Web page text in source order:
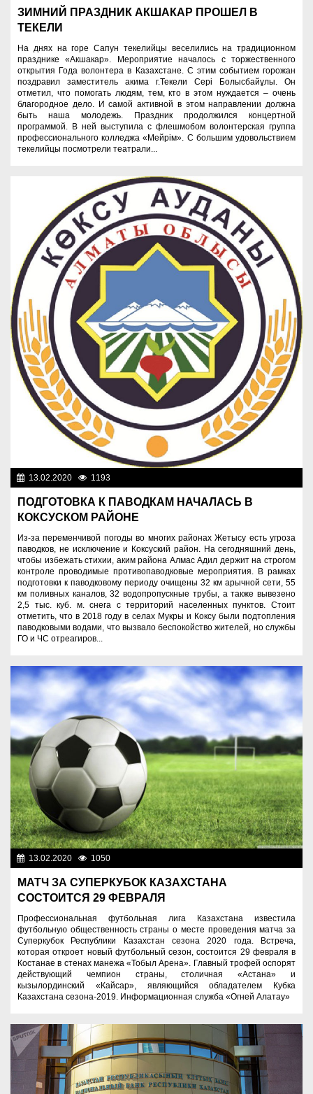
ЗИМНИЙ ПРАЗДНИК АКШАКАР ПРОШЕЛ В
ТЕКЕЛИ
На днях на горе Сапун текелийцы веселились на традиционном
празднике «Акшакар». Мероприятие началось с торжественного
открытия Года волонтера в Казахстане. С этим событием горожан
поздравил заместитель акима г.Текели Сері Болысбайұлы. Он
отметил, что помогать людям, тем, кто в этом нуждается – очень
благородное дело. И самой активной в этом направлении должна
быть наша молодежь. Праздник продолжился концертной
программой. В ней выступила с флешмобом волонтерская группа
профессионального колледжа «Мейрім». С большим удовольствием
текелийцы посмотрели театрали...
13.02.2020 1193
ПОДГОТОВКА К ПАВОДКАМ НАЧАЛАСЬ В
КОКСУСКОМ РАЙОНЕ
Из-за переменчивой погоды во многих районах Жетысу есть угроза
паводков, не исключение и Коксуский район. На сегодняшний день,
чтобы избежать стихии, аким района Алмас Адил держит на строгом
контроле проводимые противопаводковые мероприятия. В рамках
подготовки к паводковому периоду очищены 32 км арычной сети, 55
км поливных каналов, 32 водопропускные трубы, а также вывезено
2,5 тыс. куб. м. снега с территорий населенных пунктов. Стоит
отметить, что в 2018 году в селах Мукры и Коксу были подтопления
паводковыми водами, что вызвало беспокойство жителей, но службы
ГО и ЧС отреагиров...
13.02.2020 1050
МАТЧ ЗА СУПЕРКУБОК КАЗАХСТАНА
СОСТОИТСЯ 29 ФЕВРАЛЯ
Профессиональная футбольная лига Казахстана известила
футбольную общественность страны о месте проведения матча за
Суперкубок Республики Казахстан сезона 2020 года. Встреча,
которая откроет новый футбольный сезон, состоится 29 февраля в
Костанае в стенах манежа «Тобыл Арена». Главный трофей оспорят
действующий чемпион страны, столичная «Астана» и
кызылординский «Кайсар», являющийся обладателем Кубка
Казахстана сезона-2019. Информационная служба «Огней Алатау»